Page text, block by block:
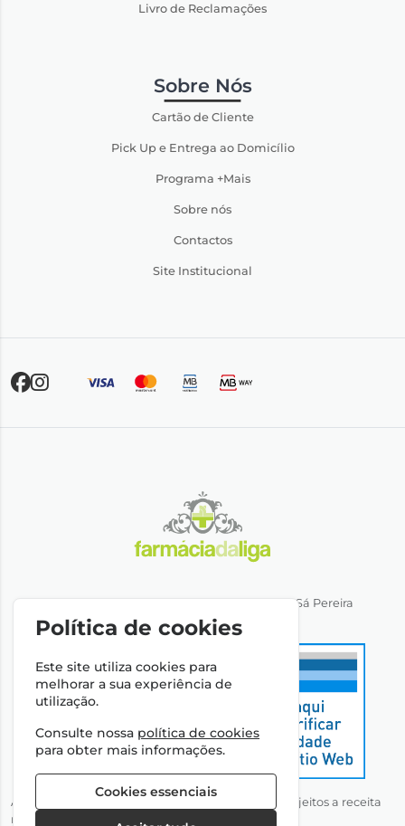
Livro de Reclamações
Sobre Nós
Cartão de Cliente
Pick Up e Entrega ao Domicílio
Programa +Mais
Sobre nós
Contactos
Site Institucional
Direção Técnica: Dra. Ana Rita Miranda de Sá Pereira
NIPC: 501064974
Autorizado a disponibilizar medicamentos não sujeitos a receita
médica através da Internet pelo Infarmed, I.P.
Política de cookies
Este site utiliza cookies para
melhorar a sua experiência de
utilização.
Consulte nossa política de cookies
para obter mais informações.
Cookies essenciais